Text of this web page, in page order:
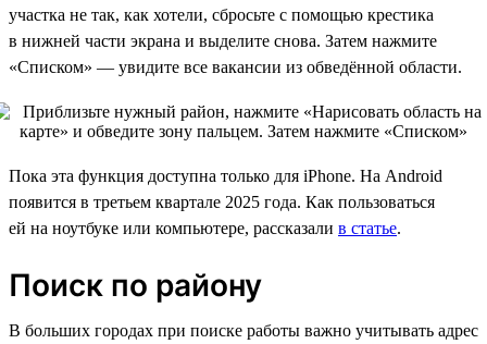
участка не так, как хотели, сбросьте с помощью крестика
в нижней части экрана и выделите снова. Затем нажмите
«Списком» — увидите все вакансии из обведённой области.
Пока эта функция доступна только для iPhone. На Android
появится в третьем квартале 2025 года. Как пользоваться
ей на ноутбуке или компьютере, рассказали в статье.
Поиск по району
В больших городах при поиске работы важно учитывать адрес